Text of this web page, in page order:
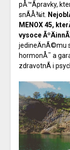
pÅ™Ã­pravky,
snÃ­Å¾it.
MENOX 45,
vysoce
jedineÄnÃ©mu
hormonÅ¯ a
zdravotnÃ­ i